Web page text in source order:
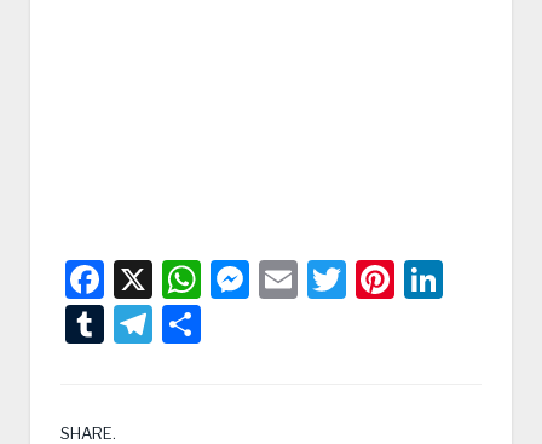
Facebook
X WhatsApp
Messenger
EmailTwitter
TumblrTelegram
SHARE.